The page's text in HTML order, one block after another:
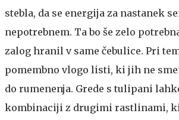
stebla, da se energija za nastanek
nepotrebnem. Ta bo še zelo
zalog hranil v same čebulice. Pri
pomembno vlogo listi, ki jih ne
do rumenenja. Grede s tulipani
kombinaciji z drugimi rastlinami,